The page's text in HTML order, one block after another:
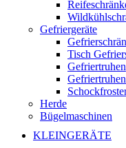
Gefriergeräte
Tisch
Gefriertruhen
Herde
Bügelmaschinen
KLEINGERÄTE